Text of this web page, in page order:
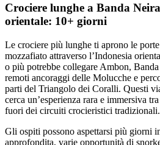
Crociere lunghe a Banda
orientale: 10+ giorni
Le crociere più lunghe ti aprono le
mozzafiato attraverso l’Indonesia
o più potrebbe collegare Ambon,
remoti ancoraggi delle Molucche e
parti del Triangolo dei Coralli. Questi
cerca un’esperienza rara e immersiva
fuori dei circuiti crocieristici tradizionali.
Gli ospiti possono aspettarsi più giorni
approfondita, varie opportunità di